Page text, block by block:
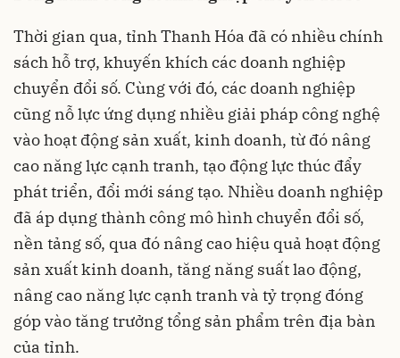
Thời gian qua, tỉnh Thanh Hóa đã có nhiều chính
sách hỗ trợ, khuyến khích các doanh nghiệp
chuyển đổi số. Cùng với đó, các doanh nghiệp
cũng nỗ lực ứng dụng nhiều giải pháp công nghệ
vào hoạt động sản xuất, kinh doanh, từ đó nâng
cao năng lực cạnh tranh, tạo động lực thúc đẩy
phát triển, đổi mới sáng tạo. Nhiều doanh nghiệp
đã áp dụng thành công mô hình chuyển đổi số,
nền tảng số, qua đó nâng cao hiệu quả hoạt động
sản xuất kinh doanh, tăng năng suất lao động,
nâng cao năng lực cạnh tranh và tỷ trọng đóng
góp vào tăng trưởng tổng sản phẩm trên địa bàn
của tỉnh.